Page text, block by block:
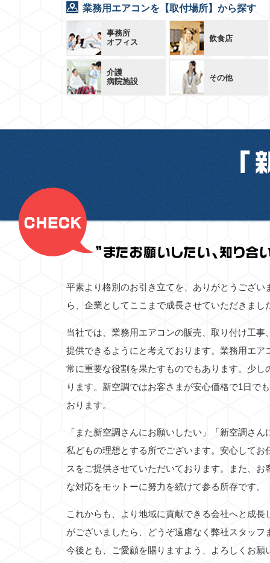
業務用エアコンを【取付場所】から探す
事務所
オフィス
飲食店
介護
病院施設
その他
平素より格別のお引き立てを、ありがとうござ
ら、企業としてここまで成長させていただきまし
当社では、業務用エアコンの販売、取り付け工
提供できるようにと考えております。業務用エ
常に重要な役割を果たすものでもあります。少
ります。新空調ではお客さまが安心価格で1日で
おります。
「また新空調さんにお願いしたい」「新空調さ
私どもの理想とする所でございます。安心して
スをご提供させていただいております。また、
な対応をモットーに努力を続けて参る所存です。
これからも、より地域に貢献できる会社へと成
がございましたら、どうぞ遠慮なく弊社スタッ
今後とも、ご愛顧を賜りますよう、よろしくお願